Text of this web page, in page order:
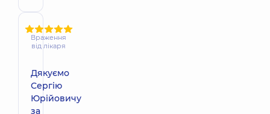
Враження
від лікаря
Дякуємо
Сергію
Юрійовичу
за